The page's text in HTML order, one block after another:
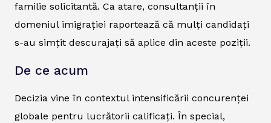
familie solicitantă. Ca atare, consultanții în
domeniul imigrației raportează că mulți candidați
s-au simțit descurajați să aplice din aceste poziții.
De ce acum
Decizia vine în contextul intensificării concurenței
globale pentru lucrătorii calificați. În special,